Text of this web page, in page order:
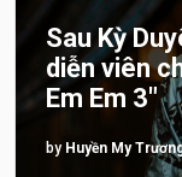
Sau Kỳ
diễn viên
Em Em 3″
by Huyền My